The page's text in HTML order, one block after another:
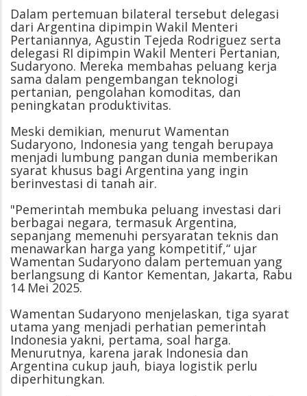
Dalam pertemuan bilateral tersebut delegasi
dari Argentina dipimpin Wakil Menteri
Pertaniannya, Agustin Tejeda Rodriguez serta
delegasi RI dipimpin Wakil Menteri Pertanian,
Sudaryono. Mereka membahas peluang kerja
sama dalam pengembangan teknologi
pertanian, pengolahan komoditas, dan
peningkatan produktivitas.
Meski demikian, menurut Wamentan
Sudaryono, Indonesia yang tengah berupaya
menjadi lumbung pangan dunia memberikan
syarat khusus bagi Argentina yang ingin
berinvestasi di tanah air.
"Pemerintah membuka peluang investasi dari
berbagai negara, termasuk Argentina,
sepanjang memenuhi persyaratan teknis dan
menawarkan harga yang kompetitif,“ ujar
Wamentan Sudaryono dalam pertemuan yang
berlangsung di Kantor Kementan, Jakarta, Rabu
14 Mei 2025.
Wamentan Sudaryono menjelaskan, tiga syarat
utama yang menjadi perhatian pemerintah
Indonesia yakni, pertama, soal harga.
Menurutnya, karena jarak Indonesia dan
Argentina cukup jauh, biaya logistik perlu
diperhitungkan.